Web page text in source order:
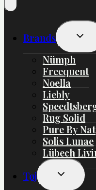
Brands
Skift
Nümph
Freequent
Noella
Liebly
Rug Solid
Pure By Nat
Solis Lunae
Lübech
Tøj
Skift
Undermenu